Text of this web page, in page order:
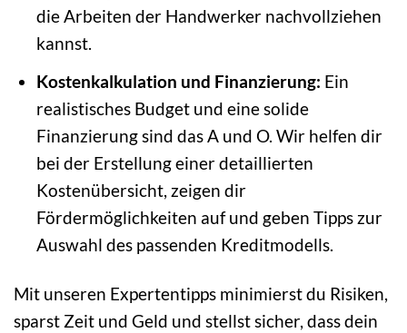
die Arbeiten der Handwerker nachvollziehen
kannst.
Kostenkalkulation und Finanzierung: Ein
realistisches Budget und eine solide
Finanzierung sind das A und O. Wir helfen dir
bei der Erstellung einer detaillierten
Kostenübersicht, zeigen dir
Fördermöglichkeiten auf und geben Tipps zur
Auswahl des passenden Kreditmodells.
Mit unseren Expertentipps minimierst du Risiken,
sparst Zeit und Geld und stellst sicher, dass dein